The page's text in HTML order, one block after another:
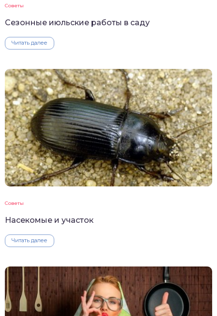
Советы
Сезонные июльские работы в саду
Читать далее
Советы
Насекомые и участок
Читать далее